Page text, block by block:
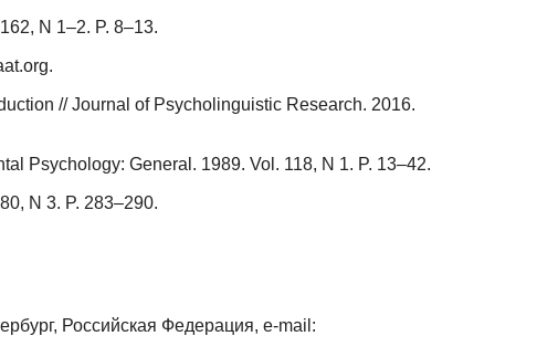
N 1–2. P. 8–13.
// Journal of Psycholinguistic Research. 2016.
Psychology: General. 1989. Vol. 118, N 1. P. 13–42.
N 3. P. 283–290.
Российская Федерация, e-mail: